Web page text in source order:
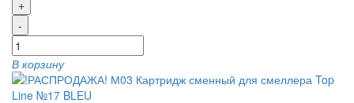
+
-
В корзину